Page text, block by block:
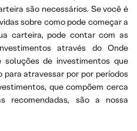
são necessários. Se você é
sobre como pode começar a
carteira, pode contar com as
através do Onde
de investimentos que
para atravessar por por períodos
que compõem cerca
recomendadas, são a nossa